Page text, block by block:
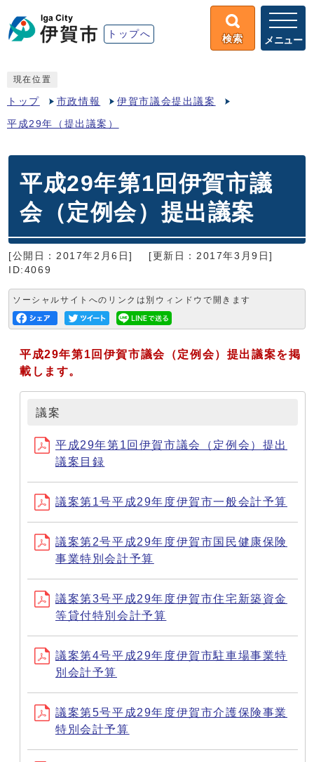
トップへ 検索 メニュー
現在位置
トップ 市政情報 伊賀市議会提出議案
平成29年（提出議案）
平成29年第1回伊賀市議
会（定例会）提出議案
[公開日：2017年2月6日]
[更新日：2017年3月9日]
ID:4069
ソーシャルサイトへのリンクは別ウィンドウで開きます
平成29年第1回伊賀市議会（定例会）提出議案を掲
載します。
議案
平成29年第1回伊賀市議会（定例会）提出
議案目録
議案第1号平成29年度伊賀市一般会計予算
議案第2号平成29年度伊賀市国民健康保険
事業特別会計予算
議案第3号平成29年度伊賀市住宅新築資金
等貸付特別会計予算
議案第4号平成29年度伊賀市駐車場事業特
別会計予算
議案第5号平成29年度伊賀市介護保険事業
特別会計予算